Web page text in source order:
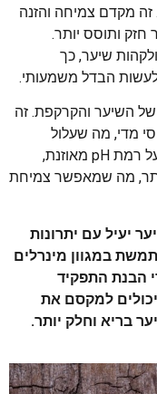
מקדם צמיחה והזנה
חזק ותוסס יותר.
שיער, כך
הבדל משמעותי.
לבסוף, אשלגן עוזר לשמור על איזון ה-pH של השיער והקרקפת. זה
מדי, מה שעלול
להוביל ליובש, גירוד וגירוי. על ידי שמירה על רמת pH מאוזנת,
מה שמאפשר צמיחת
יעיל עם יתרונות
במגוון מינרלים
הבנת התפקיד
למקסם את
בריא וחלק יותר.